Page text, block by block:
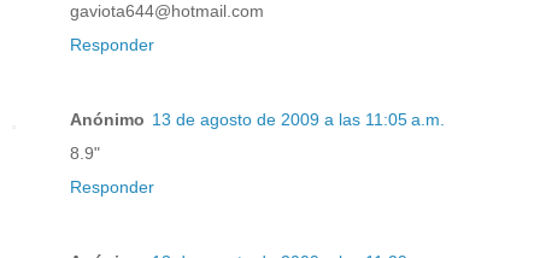
gaviota644@hotmail.com
Responder
Anónimo 13 de agosto de 2009 a las 11:05 a.m.
8.9"
Responder